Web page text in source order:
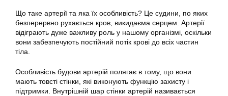
Що таке артерії та яка їх особливість? Це судини, по яких
безперервно рухається кров, викидаєма серцем. Артерії
відіграють дуже важливу роль у нашому організмі, оскільки
вони забезпечують постійний потік крові до всіх частин
тіла.
Особливість будови артерій полягає в тому, що вони
мають товсті стінки, які виконують функцію захисту і
підтримки. Внутрішній шар стінки артерій називається